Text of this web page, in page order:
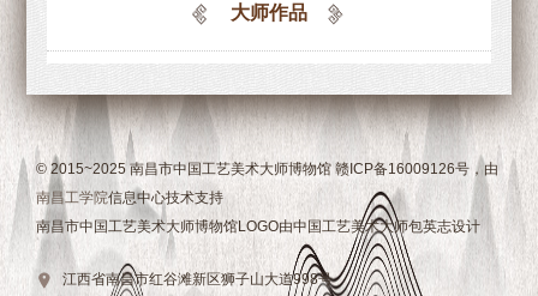
大师作品
© 2015~2025 南昌市中国工艺美术大师博物馆 赣ICP备16009126号，由
南昌工学院信息中心技术支持
南昌市中国工艺美术大师博物馆LOGO由中国工艺美术大师包英志设计
江西省南昌市红谷滩新区狮子山大道998号